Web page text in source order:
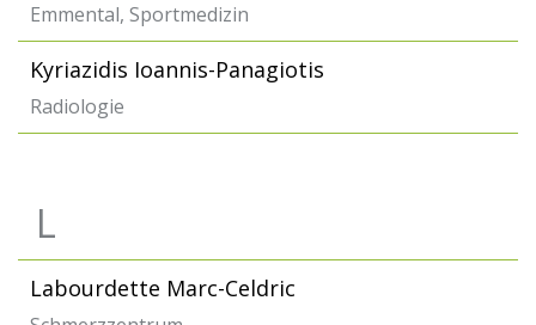
Emmental, Sportmedizin
Kyriazidis Ioannis-Panagiotis
Radiologie
L
Labourdette Marc-Celdric